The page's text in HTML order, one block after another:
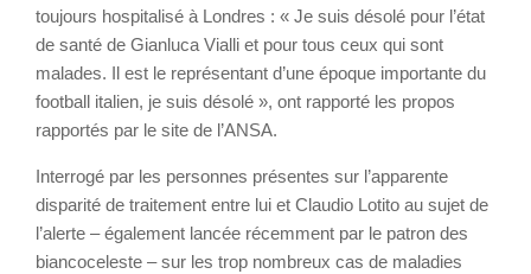
toujours hospitalisé à Londres : « Je suis désolé pour l’état
de santé de Gianluca Vialli et pour tous ceux qui sont
malades. Il est le représentant d’une époque importante du
football italien, je suis désolé », ont rapporté les propos
rapportés par le site de l’ANSA.
Interrogé par les personnes présentes sur l’apparente
disparité de traitement entre lui et Claudio Lotito au sujet de
l’alerte – également lancée récemment par le patron des
biancoceleste – sur les trop nombreux cas de maladies